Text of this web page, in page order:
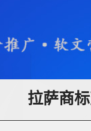
拉萨商